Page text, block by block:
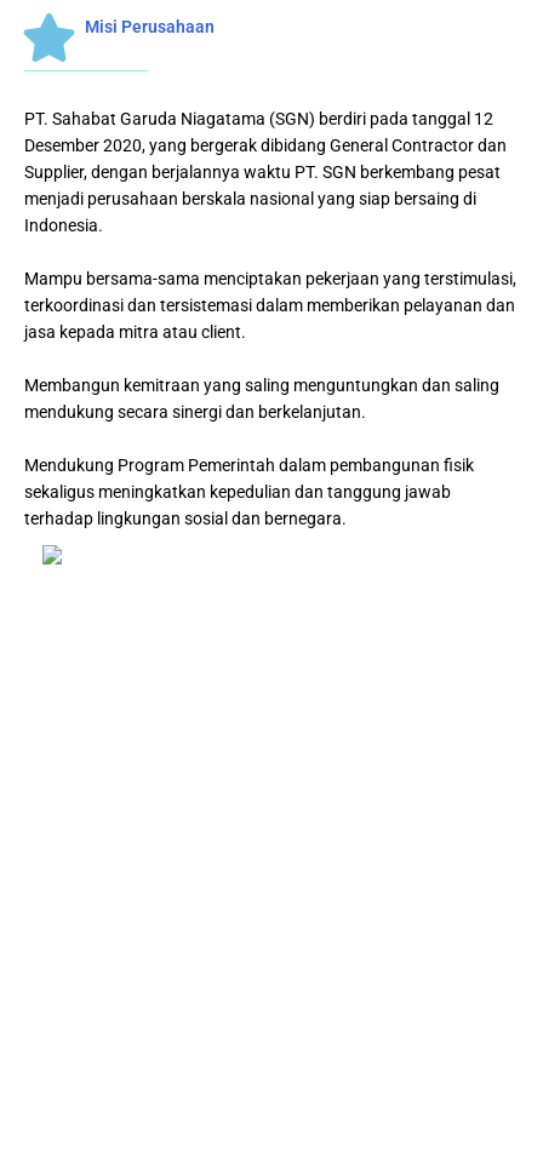
Misi Perusahaan
PT. Sahabat Garuda Niagatama (SGN) berdiri pada tanggal 12
Desember 2020, yang bergerak dibidang General Contractor dan
Supplier, dengan berjalannya waktu PT. SGN berkembang pesat
menjadi perusahaan berskala nasional yang siap bersaing di
Indonesia.
Mampu bersama-sama menciptakan pekerjaan yang terstimulasi,
terkoordinasi dan tersistemasi dalam memberikan pelayanan dan
jasa kepada mitra atau client.
Membangun kemitraan yang saling menguntungkan dan saling
mendukung secara sinergi dan berkelanjutan.
Mendukung Program Pemerintah dalam pembangunan fisik
sekaligus meningkatkan kepedulian dan tanggung jawab
terhadap lingkungan sosial dan bernegara.